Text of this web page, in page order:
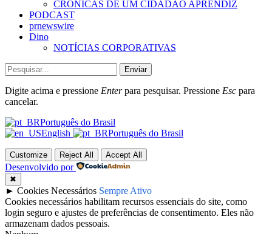
CRÔNICAS DE UM CIDADÃO APRENDIZ
PODCAST
prnewswire
Dino
NOTÍCIAS CORPORATIVAS
Enviar
Digite acima e pressione Enterpara pesquisar. Pressione Esc para
cancelar.
Português do Brasil
English
Português do Brasil
Customize Reject All Accept All
Desenvolvido por
✖
► Cookies Necessários Sempre Ativo
Cookies necessários habilitam recursos essenciais do site, como
login seguro e ajustes de preferências de consentimento. Eles não
armazenam dados pessoais.